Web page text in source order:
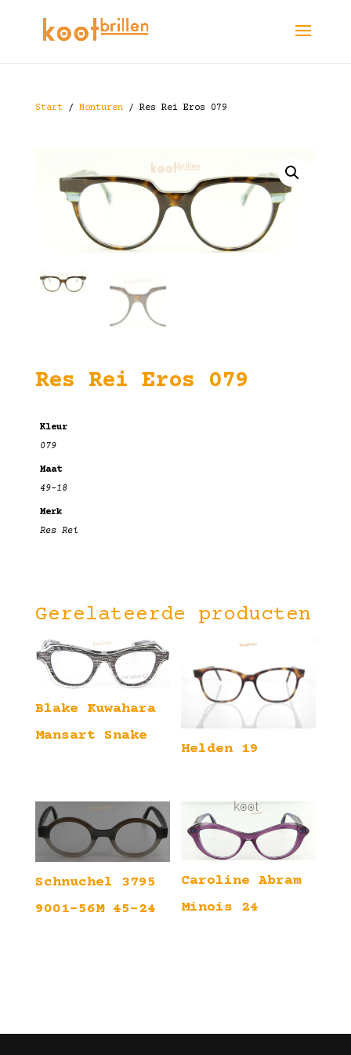
Start/ Monturen/ Res Rei Eros 079
Res Rei Eros 079
Kleur
079
Maat
49-18
Merk
Res Rei
Gerelateerde producten
Blake Kuwahara
Mansart Snake
Helden 19
Schnuchel 3795
9001-56M 45-24
Caroline Abram
Minois 24